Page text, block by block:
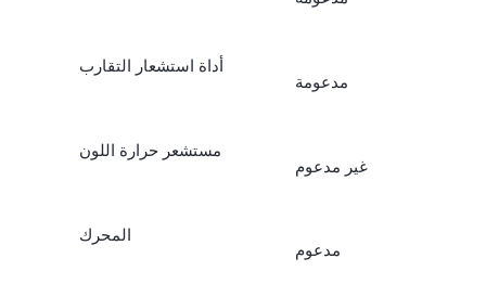
أداة استشعار التقارب
مدعومة
مستشعر حرارة اللون
غير مدعوم
المحرك
مدعوم